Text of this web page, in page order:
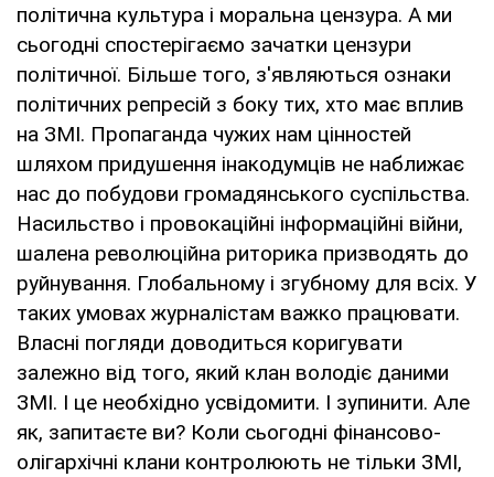
політична культура і моральна цензура. А ми
сьогодні спостерігаємо зачатки цензури
політичної. Більше того, з'являються ознаки
політичних репресій з боку тих, хто має вплив
на ЗМІ. Пропаганда чужих нам цінностей
шляхом придушення інакодумців не наближає
нас до побудови громадянського суспільства.
Насильство і провокаційні інформаційні війни,
шалена революційна риторика призводять до
руйнування. Глобальному і згубному для всіх. У
таких умовах журналістам важко працювати.
Власні погляди доводиться коригувати
залежно від того, який клан володіє даними
ЗМІ. І це необхідно усвідомити. І зупинити. Але
як, запитаєте ви? Коли сьогодні фінансово-
олігархічні клани контролюють не тільки ЗМІ,